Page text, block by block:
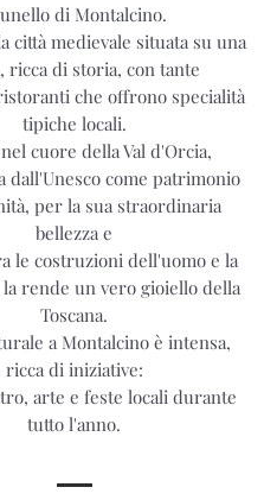
di Montalcino.
città medievale situata su una
ricca di storia, con tante
che offrono specialità
tipiche locali.
cuore della Val d'Orcia,
dall'Unesco come patrimonio
per la sua straordinaria
bellezza e
le costruzioni dell'uomo e la
rende un vero gioiello della
Toscana.
a Montalcino è intensa,
ricca di iniziative:
arte e feste locali durante
tutto l'anno.